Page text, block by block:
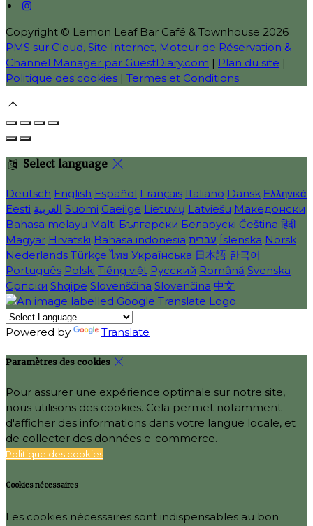
Copyright © Lemon Leaf Bar Café & Townhouse 2026
PMS sur Cloud, Site Internet, Moteur de Réservation &
Channel Manager par GuestDiary.com | Plan du site |
Politique des cookies | Termes et Conditions
Select language
Deutsch English Español Français Italiano Dansk Ελληνικά
Eesti العربية Suomi Gaeilge Lietuvių Latviešu Македонски
Bahasa melayu Malti Български Беларускі Čeština हिंदी
Magyar Hrvatski Bahasa indonesia עברית Íslenska Norsk
Nederlands Türkçe ไทย Українська 日本語 한국어
Português Polski Tiếng việt Русский Română Svenska
Српски Shqipe Slovenščina Slovenčina 中文
Powered by Translate
Paramètres des cookies
Pour assurer une expérience optimale sur notre site,
nous utilisons des cookies. Cela permet notamment
d'afficher des informations dans votre langue locale, et
de collecter des données e-commerce.
Politique des cookies
Cookies nécessaires
Les cookies nécessaires sont indispensables au bon